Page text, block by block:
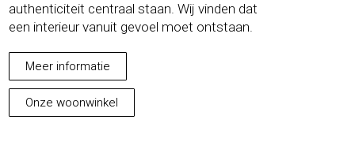
authenticiteit centraal staan. Wij vinden dat
een interieur vanuit gevoel moet ontstaan.
Meer informatie
Onze woonwinkel